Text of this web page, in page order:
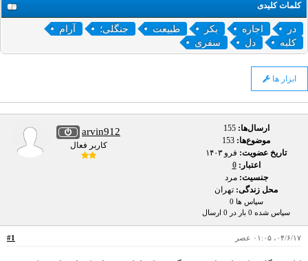
کلمات کلیدی
در اجاره بکر طبیعت جنگلی؛
آرام
کلبه
دل سفری
ابزار ها
arvin912
کاربر فعال
ارسال‌ها:155
موضوع‌ها:
تاریخ عضویت: فرو ۱۴۰۳
اعتبار:0
جنسیت: مرد
محل زندگی: تهران
سپاس ها 0
سپاس شده 0 بار در 0 ارسال
#1 ۰۴/۶/۱۷، ۰۱:۰۵ عصر